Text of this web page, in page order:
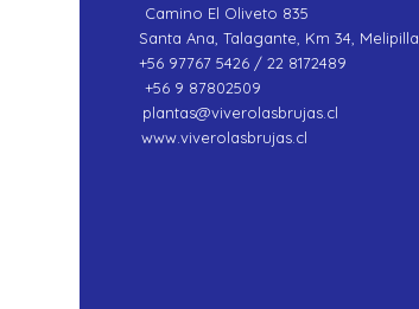
Camino El Oliveto 835
Santa Ana, Talagante, Km 34, Melipilla
+56 97767 5426 / 22 8172489
+56 9 87802509
plantas@viverolasbrujas.cl
www.viverolasbrujas.cl